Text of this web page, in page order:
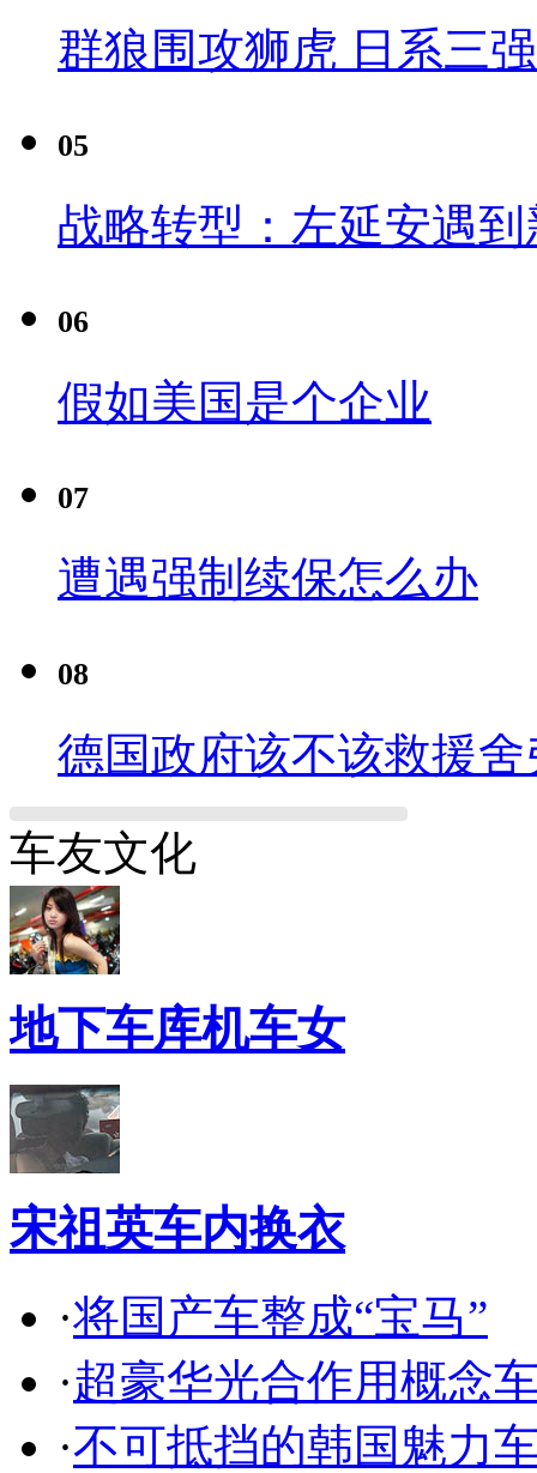
群狼围攻狮虎 日系三
05
战略转型：左延安遇
06
假如美国是个企业
07
遭遇强制续保怎么办
08
德国政府该不该救援舍
车友文化
地下车库机车女
宋祖英车内换衣
·将国产车整成“宝马”
·超豪华光合作用概念
·不可抵挡的韩国魅力